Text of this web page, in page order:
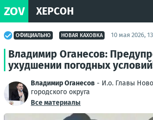
ZOV ХЕРСОН
ОФИЦИАЛЬНО НОВАЯ КАХОВКА 10 мая 2026,
Владимир Оганесов:
ухудшении погодных
Владимир Оганесов - И.о. Главы
городского округа
Все материалы